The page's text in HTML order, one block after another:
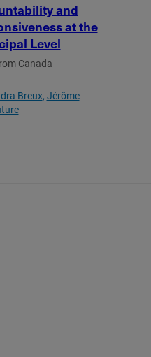
and
at the
Level
Canada
Breux Jérôme